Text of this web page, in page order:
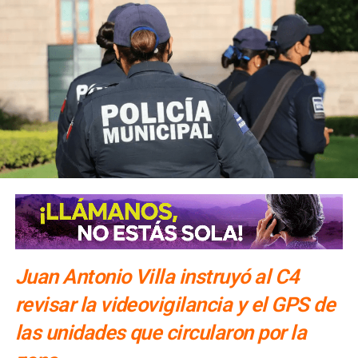
Gallardo lleva infraestructura deportiva a Cerro de
San Pedro
NO TE PIERDAS
Sheinbaum anuncia incremento salarial para
maestras y maestros
Juan Antonio Villa instruyó al C4
revisar la videovigilancia y el GPS de
las unidades que circularon por la